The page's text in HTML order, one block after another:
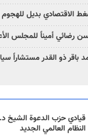
الاقتصادي بديل
رضائي أميناً للمجلس
ذو القدر مستشاراً
قيادي حزب الدعوة الشيخ
النظام العالمي الجديد